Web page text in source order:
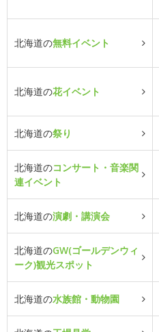
北海道の無料イベント
北海道の花イベント
北海道の祭り
北海道のコンサート・音楽関
連イベント
北海道の演劇・講演会
北海道のGW(ゴールデンウィ
ーク)観光スポット
北海道の水族館・動物園